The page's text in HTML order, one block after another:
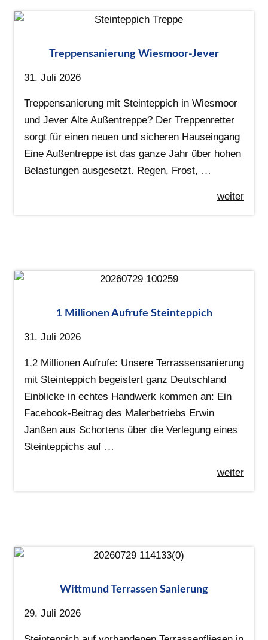
Treppensanierung Wiesmoor-Jever
31. Juli 2026
Treppensanierung mit Steinteppich in Wiesmoor
und Jever Alte Außentreppe? Der Treppenretter
sorgt für einen neuen und sicheren Hauseingang
Eine Außentreppe ist das ganze Jahr über hohen
Belastungen ausgesetzt. Regen, Frost, …
weiter
1 Millionen Aufrufe Steinteppich
31. Juli 2026
1,2 Millionen Aufrufe: Unsere Terrassensanierung
mit Steinteppich begeistert ganz Deutschland
Einblicke in echtes Handwerk kommen an: Ein
Facebook-Beitrag des Malerbetriebs Erwin
Janßen aus Schortens über die Verlegung eines
Steinteppichs auf …
weiter
Wittmund Terrassen Sanierung
29. Juli 2026